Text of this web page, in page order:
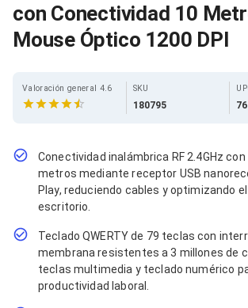
Cables de Energía
Cables de Poder (Interno)
Cables de Poder (Externo)
Cables Fibra Óptica
Cables SFP+
Jacks de Red
Conectores
Tapas y Cajas
Herramientas para Cables
Probadores de Cable
Cortadoras de Cable
Protectores para Cables
Cables para Impresoras
con Conectividad 10
Mouse Óptico 1200 DPI
Valoración general 4.6 SKU
180795
Conectividad inalámbrica RF 2.4GHz
metros mediante receptor USB
Play, reduciendo cables y optimizando
escritorio.
Teclado QWERTY de 79 teclas con
membrana resistentes a 3 millones de
teclas multimedia y teclado numérico
productividad laboral.